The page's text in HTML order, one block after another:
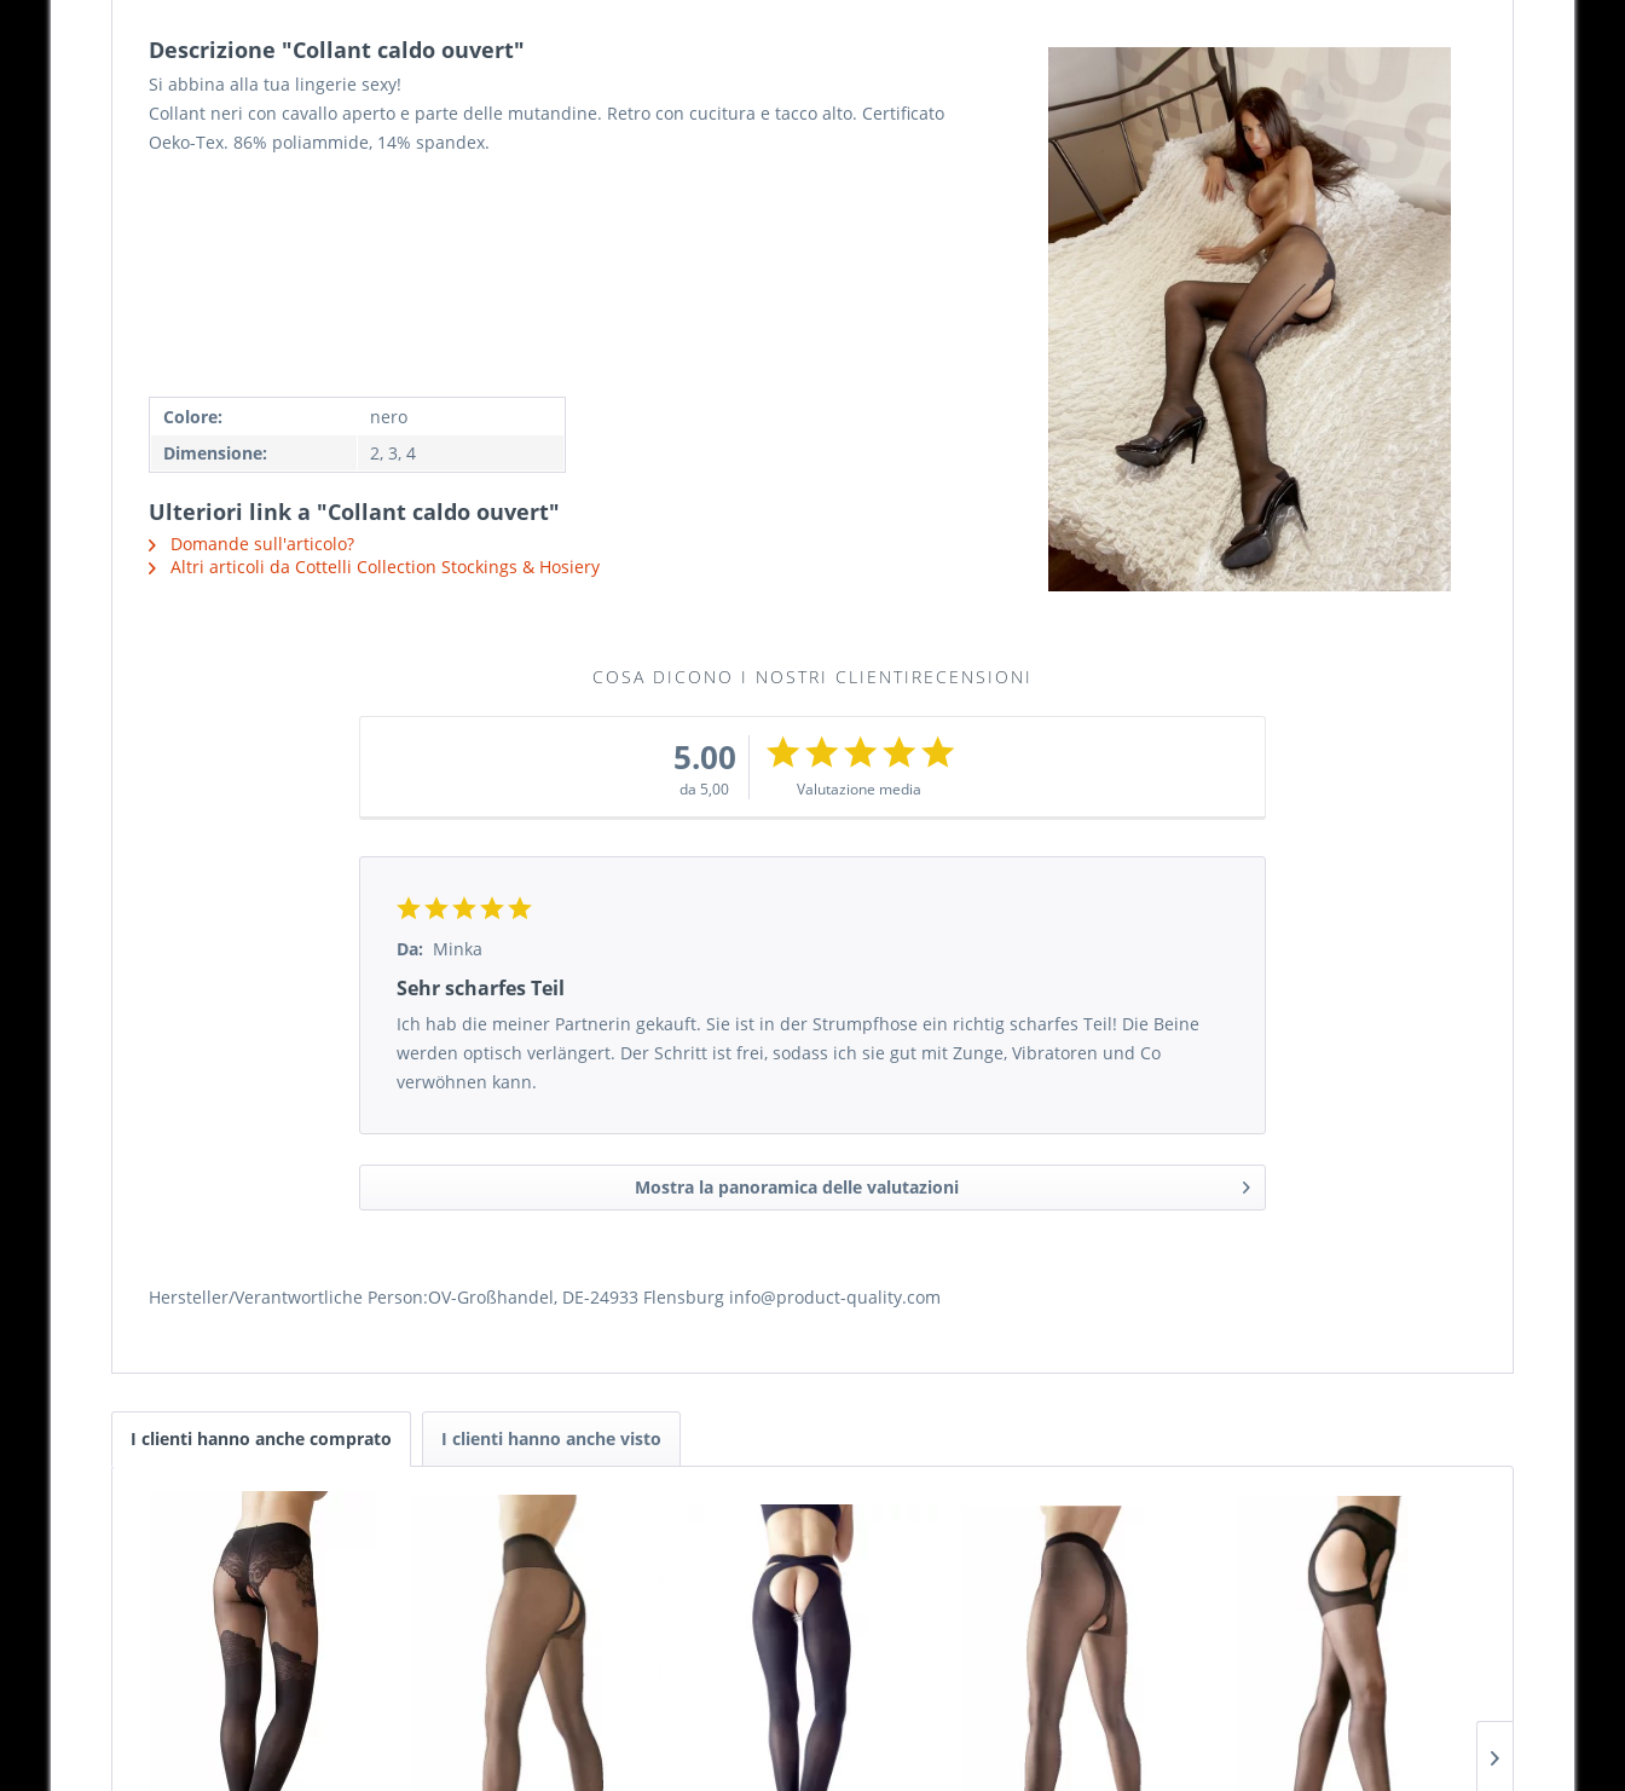
Descrizione "Collant caldo ouvert"
Si abbina alla tua lingerie sexy!
Collant neri con cavallo aperto e parte delle mutandine. Retro con cucitura e tacco alto. Certificato
Oeko-Tex. 86% poliammide, 14% spandex.
Colore:
nero
Dimensione:
2, 3, 4
Ulteriori link a "Collant caldo ouvert"
Domande sull'articolo?
Altri articoli da Cottelli Collection Stockings & Hosiery
COSA DICONO I NOSTRI CLIENTIRECENSIONI
5.00
da 5,00 Valutazione media
Da: Minka
Sehr scharfes Teil
Ich hab die meiner Partnerin gekauft. Sie ist in der Strumpfhose ein richtig scharfes Teil! Die Beine
werden optisch verlängert. Der Schritt ist frei, sodass ich sie gut mit Zunge, Vibratoren und Co
verwöhnen kann.
Mostra la panoramica delle valutazioni
Hersteller/Verantwortliche Person:OV-Großhandel, DE-24933 Flensburg info@product-quality.com
I clienti hanno anche comprato I clienti hanno anche visto